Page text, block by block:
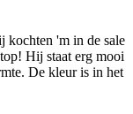
kochten 'm in de sale
Hij staat erg mooi
De kleur is in het